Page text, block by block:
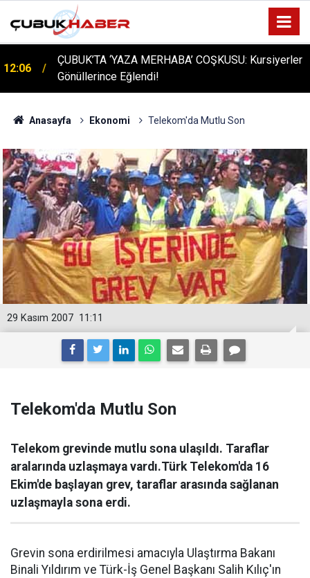
12:06
ÇUBUK’TA ‘YAZA MERHABA’ COŞKUSU: Kursiyerler
Gönüllerince Eğlendi!
Anasayfa Ekonomi Telekom'da Mutlu Son
11:11
29 Kasım 2007
Telekom'da Mutlu Son
Telekom grevinde mutlu sona ulaşıldı. Taraflar
aralarında uzlaşmaya vardı.Türk Telekom'da 16
Ekim'de başlayan grev, taraflar arasında sağlanan
uzlaşmayla sona erdi.
Grevin sona erdirilmesi amacıyla Ulaştırma Bakanı
Binali Yıldırım ve Türk-İş Genel Başkanı Salih Kılıç'ın